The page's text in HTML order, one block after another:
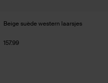
Beige suède western laarsjes
157.99